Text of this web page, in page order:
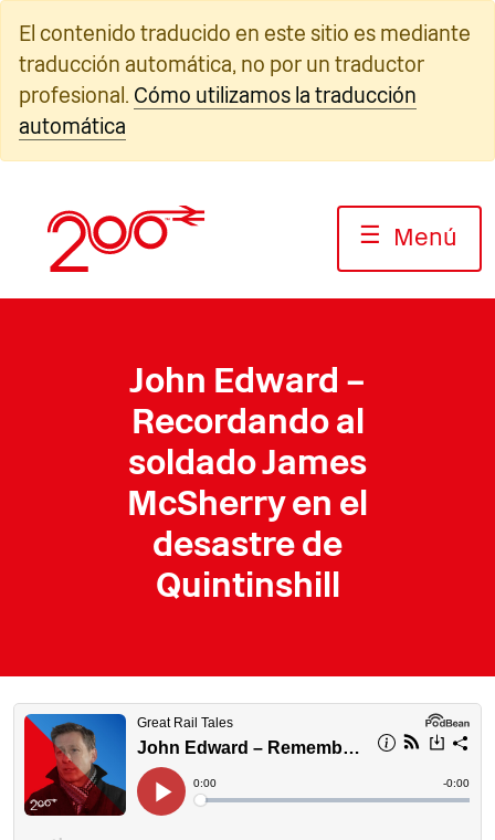
contenido
El contenido traducido en este sitio es mediante
traducción automática, no por un traductor
profesional. Cómo utilizamos la traducción
automática
☰ Menú
John Edward –
Recordando al
soldado James
McSherry en el
desastre de
Quintinshill